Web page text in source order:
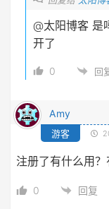
@太阳博客 是
开了
0 回
Amy
游客
注册了有什么用？
0 回复